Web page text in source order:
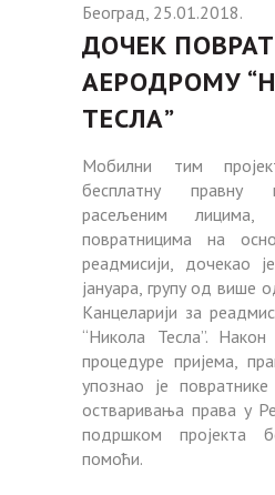
Београд, 25.01.2018.
ДОЧЕК
АЕРОДРОМУ
ТЕСЛА”
Мобилни тим
бесплатну правну
расељеним лицима,
повратницима на
реадмисији, дочекао
јануара, групу од више
Канцеларији за
“Никола Тесла”. Након
процедуре пријема,
упознао је
остваривања права у
подршком пројекта
помоћи.